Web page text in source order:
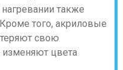
также
того, акриловые
свою
изменяют цвета